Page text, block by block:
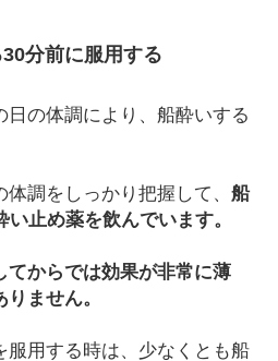
分前に服用する
日の体調により、船酔いする
体調をしっかり把握して、船
止め薬を飲んでいます。
てからでは効果が非常に薄
ません。
服用する時は、少なくとも船